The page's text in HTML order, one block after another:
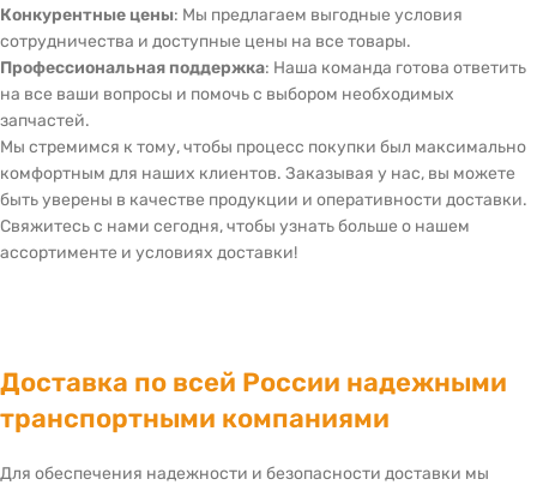
Конкурентные цены: Мы предлагаем выгодные условия
сотрудничества и доступные цены на все товары.
Профессиональная поддержка: Наша команда готова ответить
на все ваши вопросы и помочь с выбором необходимых
запчастей.
Мы стремимся к тому, чтобы процесс покупки был максимально
комфортным для наших клиентов. Заказывая у нас, вы можете
быть уверены в качестве продукции и оперативности доставки.
Свяжитесь с нами сегодня, чтобы узнать больше о нашем
ассортименте и условиях доставки!
Доставка по всей России надежными
транспортными компаниями
Для обеспечения надежности и безопасности доставки мы